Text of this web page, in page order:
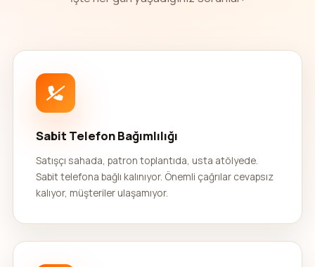
Sabit Telefon Bağımlılığı
Satışçı sahada, patron toplantıda, usta atölyede.
Sabit telefona bağlı kalınıyor. Önemli çağrılar cevapsız
kalıyor, müşteriler ulaşamıyor.